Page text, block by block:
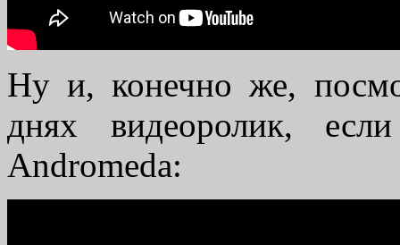
Ну и, конечно же,
днях видеоролик,
Andromeda: